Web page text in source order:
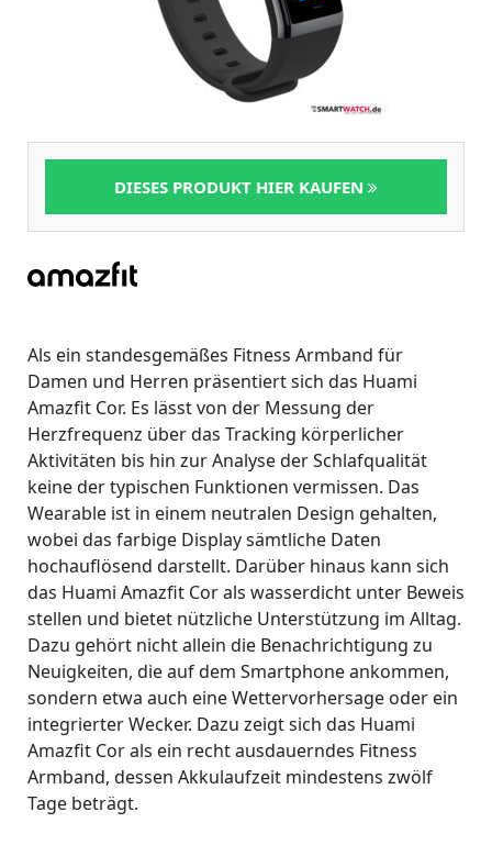
DIESES PRODUKT HIER KAUFEN
Als ein standesgemäßes Fitness Armband für
Damen und Herren präsentiert sich das Huami
Amazfit Cor. Es lässt von der Messung der
Herzfrequenz über das Tracking körperlicher
Aktivitäten bis hin zur Analyse der Schlafqualität
keine der typischen Funktionen vermissen. Das
Wearable ist in einem neutralen Design gehalten,
wobei das farbige Display sämtliche Daten
hochauflösend darstellt. Darüber hinaus kann sich
das Huami Amazfit Cor als wasserdicht unter Beweis
stellen und bietet nützliche Unterstützung im Alltag.
Dazu gehört nicht allein die Benachrichtigung zu
Neuigkeiten, die auf dem Smartphone ankommen,
sondern etwa auch eine Wettervorhersage oder ein
integrierter Wecker. Dazu zeigt sich das Huami
Amazfit Cor als ein recht ausdauerndes Fitness
Armband, dessen Akkulaufzeit mindestens zwölf
Tage beträgt.